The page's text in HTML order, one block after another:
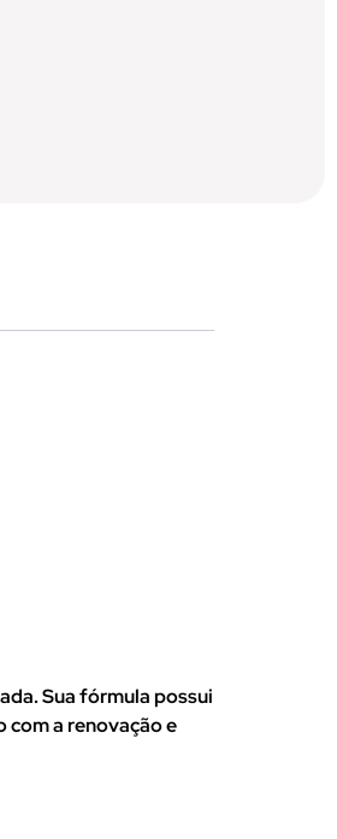
Sua fórmula possui
com a renovação e